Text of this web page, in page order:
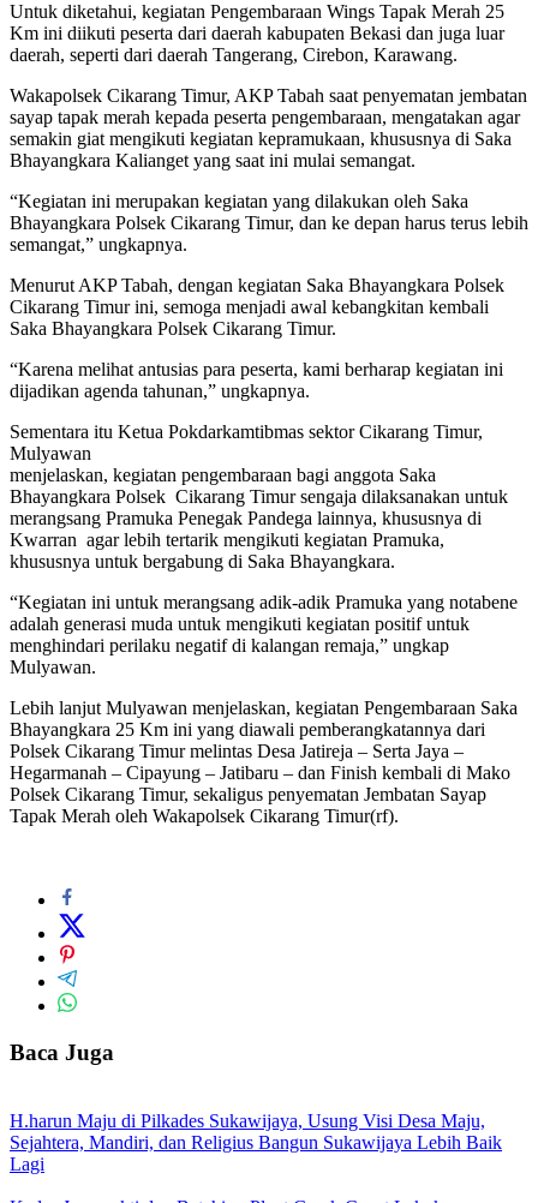
Untuk diketahui, kegiatan Pengembaraan Wings Tapak Merah 25
Km ini diikuti peserta dari daerah kabupaten Bekasi dan juga luar
daerah, seperti dari daerah Tangerang, Cirebon, Karawang.
Wakapolsek Cikarang Timur, AKP Tabah saat penyematan jembatan
sayap tapak merah kepada peserta pengembaraan, mengatakan agar
semakin giat mengikuti kegiatan kepramukaan, khususnya di Saka
Bhayangkara Kalianget yang saat ini mulai semangat.
“Kegiatan ini merupakan kegiatan yang dilakukan oleh Saka
Bhayangkara Polsek Cikarang Timur, dan ke depan harus terus lebih
semangat,” ungkapnya.
Menurut AKP Tabah, dengan kegiatan Saka Bhayangkara Polsek
Cikarang Timur ini, semoga menjadi awal kebangkitan kembali
Saka Bhayangkara Polsek Cikarang Timur.
“Karena melihat antusias para peserta, kami berharap kegiatan ini
dijadikan agenda tahunan,” ungkapnya.
Sementara itu Ketua Pokdarkamtibmas sektor Cikarang Timur,
Mulyawan
menjelaskan, kegiatan pengembaraan bagi anggota Saka
Bhayangkara Polsek Cikarang Timur sengaja dilaksanakan untuk
merangsang Pramuka Penegak Pandega lainnya, khususnya di
Kwarran agar lebih tertarik mengikuti kegiatan Pramuka,
khususnya untuk bergabung di Saka Bhayangkara.
“Kegiatan ini untuk merangsang adik-adik Pramuka yang notabene
adalah generasi muda untuk mengikuti kegiatan positif untuk
menghindari perilaku negatif di kalangan remaja,” ungkap
Mulyawan.
Lebih lanjut Mulyawan menjelaskan, kegiatan Pengembaraan Saka
Bhayangkara 25 Km ini yang diawali pemberangkatannya dari
Polsek Cikarang Timur melintas Desa Jatireja – Serta Jaya –
Hegarmanah – Cipayung – Jatibaru – dan Finish kembali di Mako
Polsek Cikarang Timur, sekaligus penyematan Jembatan Sayap
Tapak Merah oleh Wakapolsek Cikarang Timur(rf).
Baca Juga
H.harun Maju di Pilkades Sukawijaya, Usung Visi Desa Maju,
Sejahtera, Mandiri, dan Religius Bangun Sukawijaya Lebih Baik
Lagi